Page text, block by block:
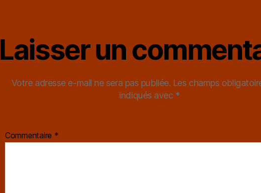
Laisser un
Votre adresse e-mail ne sera pas publiée. Les champs
indiqués avec *
Commentaire *